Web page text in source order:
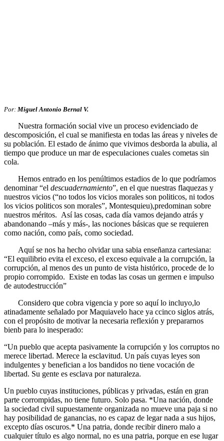
Por: Miguel Antonio Bernal V.
Nuestra formación social vive un proceso evidenciado de
descomposición, el cual se manifiesta en todas las áreas y niveles de
su población. El estado de ánimo que vivimos desborda la abulia, al
tiempo que produce un mar de especulaciones cuales cometas sin
cola.
Hemos entrado en los penúltimos estadios de lo que podríamos
denominar “el descuadernamiento”, en el que nuestras flaquezas y
nuestros vicios (“no todos los vicios morales son politicos, ni todos
los vicios politicos son morales”, Montesquieu),predominan sobre
nuestros méritos. Así las cosas, cada día vamos dejando atrás y
abandonando –más y más-, las nociones básicas que se requieren
como nación, como país, como sociedad.
Aquí se nos ha hecho olvidar una sabia enseñanza cartesiana:
“El equilibrio evita el exceso, el exceso equivale a la corrupción, la
corrupción, al menos des un punto de vista histórico, procede de lo
propio corrompido. Existe en todas las cosas un germen e impulso
de autodestrucción”
Considero que cobra vigencia y pore so aquí lo incluyo,lo
atinadamente señalado por Maquiavelo hace ya ccinco siglos atrás,
con el propósito de motivar la necesaria reflexión y prepararnos
bienb para lo inesperado:
“Un pueblo que acepta pasivamente la corrupción y los corruptos no
merece libertad. Merece la esclavitud. Un país cuyas leyes son
indulgentes y benefician a los bandidos no tiene vocación de
libertad. Su gente es esclava por naturaleza.
Un pueblo cuyas instituciones, públicas y privadas, están en gran
parte corrompidas, no tiene futuro. Solo pasa. *Una nación, donde
la sociedad civil supuestamente organizada no mueve una paja si no
hay posibilidad de ganancias, no es capaz de legar nada a sus hijos,
excepto días oscuros.* Una patria, donde recibir dinero malo a
cualquier título es algo normal, no es una patria, porque en ese lugar